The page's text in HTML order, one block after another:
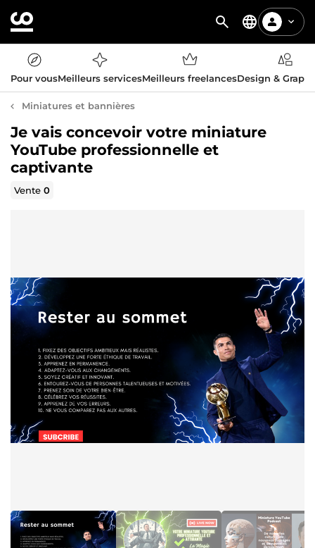
Pour vousMeilleurs servicesMeilleurs freelancesDesign &
Miniatures et bannières
Je vais concevoir votre miniature
YouTube professionnelle et
captivante
Vente0